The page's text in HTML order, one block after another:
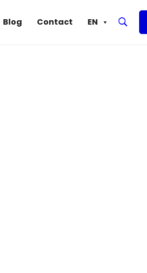
EN
Contact
Blog